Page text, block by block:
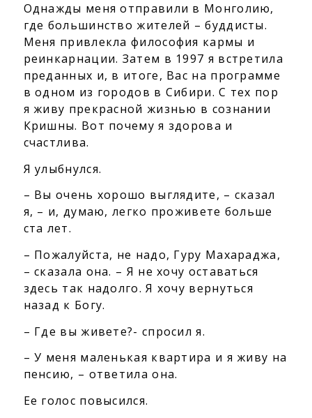
Однажды меня отправили в Монголию,
где большинство жителей – буддисты.
Меня привлекла философия кармы и
реинкарнации. Затем в 1997 я встретила
преданных и, в итоге, Вас на программе
в одном из городов в Сибири. С тех пор
я живу прекрасной жизнью в сознании
Кришны. Вот почему я здорова и
счастлива.
Я улыбнулся.
– Вы очень хорошо выглядите, – сказал
я, – и, думаю, легко проживете больше
ста лет.
– Пожалуйста, не надо, Гуру Махараджа,
– сказала она. – Я не хочу оставаться
здесь так надолго. Я хочу вернуться
назад к Богу.
– Где вы живете?- спросил я.
– У меня маленькая квартира и я живу на
пенсию, – ответила она.
Ее голос повысился.